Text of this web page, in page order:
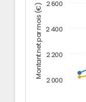
Montant net par mois (€)
2 000
2 200
2 400
2 600